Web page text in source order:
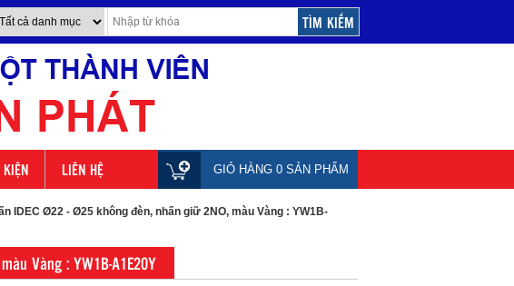
LIÊN HỆ GIỎ HÀNG 0 SẢN PHẨM
IDEC Ø22 - Ø25 không đèn, nhấn giữ 2NO, màu Vàng : YW1B-
Vàng : YW1B-A1E20Y